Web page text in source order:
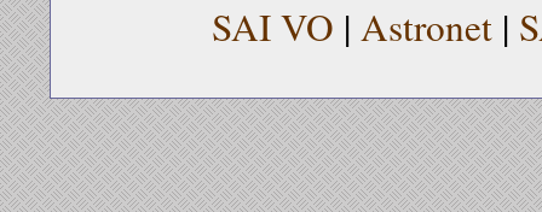
SAI VO | Astronet |